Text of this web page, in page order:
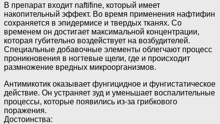
В препарат входит naftifine, который имеет
накопительный эффект. Во время применения нафтифин
сохраняется в эпидермисе и твердых тканях. Со
временем он достигает максимальной концентрации,
которая губительно воздействует на возбудителей.
Специальные добавочные элементы облегчают процесс
проникновения в ногтевые щели, где и происходит
размножение вредных микроорганизмов.
Антимикотик оказывает фунгицидное и фунгистатическое
действие. Он устраняет зуд и уменьшает воспалительные
процессы, которые появились из-за грибкового
поражения.
Достоинства: